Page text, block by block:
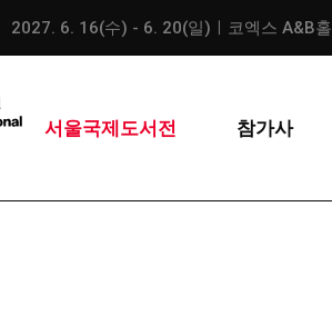
2027. 6. 16(수) - 6. 20(일)ㅣ코엑스 A&B홀
서울국제도서전 참가사